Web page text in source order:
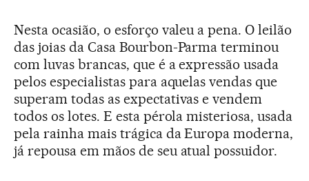
Nesta ocasião, o esforço valeu a pena. O leilão
das joias da Casa Bourbon-Parma terminou
com luvas brancas, que é a expressão usada
pelos especialistas para aquelas vendas que
superam todas as expectativas e vendem
todos os lotes. E esta pérola misteriosa, usada
pela rainha mais trágica da Europa moderna,
já repousa em mãos de seu atual possuidor.